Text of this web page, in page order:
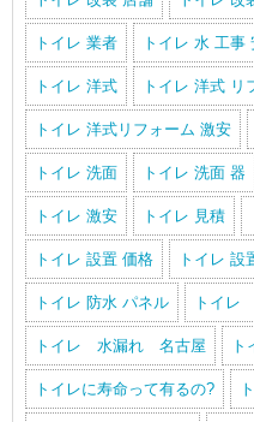
トイレ 業者 トイレ 水 工事
トイレ 洋式 トイレ 洋式 リ
トイレ 洋式リフォーム 激安
トイレ 洗面 トイレ 洗面 器
トイレ 激安 トイレ 見積
トイレ 設置 価格 トイレ 設
トイレ 防水 パネル トイ
トイレ 水漏れ 名古屋 ト
トイレに寿命って有るの?